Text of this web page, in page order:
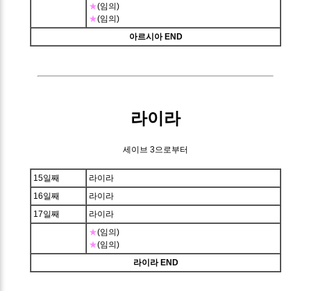
★(임의)
★(임의)
아르시아 END
라이라
세이브 3으로부터
15일째
라이라
16일째
라이라
17일째
라이라
★(임의)
★(임의)
라이라 END